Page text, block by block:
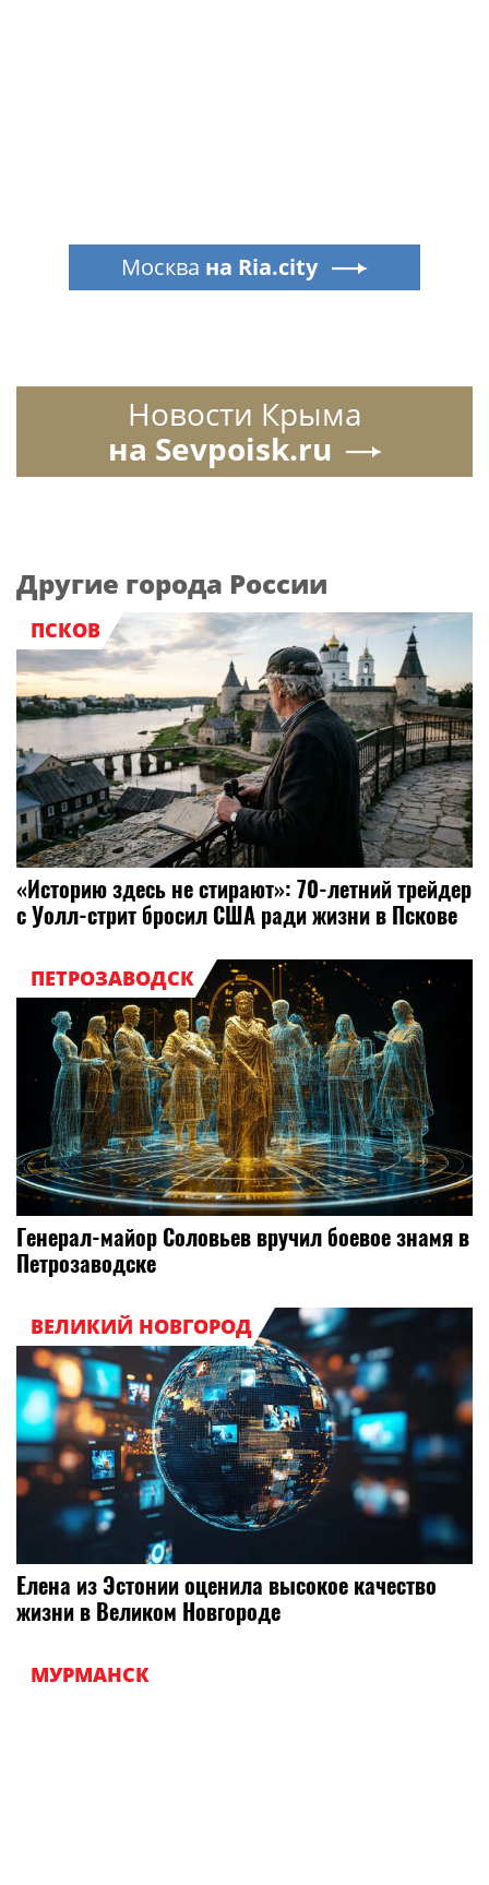
Москва на Ria.city
Новости Крыма
на Sevpoisk.ru
Другие города России
ПСКОВ
«Историю здесь не стирают»: 70-летний трейдер
с Уолл-стрит бросил США ради жизни в Пскове
ПЕТРОЗАВОДСК
Генерал-майор Соловьев вручил боевое знамя в
Петрозаводске
ВЕЛИКИЙ НОВГОРОД
Елена из Эстонии оценила высокое качество
жизни в Великом Новгороде
МУРМАНСК